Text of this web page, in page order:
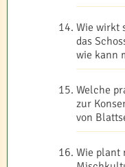
Wie wirkt
das
wie kann
Welche
zur
von
Wie plant